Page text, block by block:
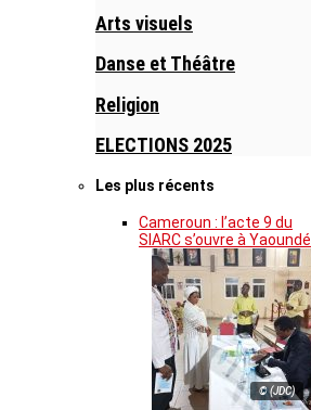
Arts visuels
Danse et Théâtre
Religion
ELECTIONS 2025
Les plus récents
Cameroun : l’acte 9 du
SIARC s’ouvre à Yaoundé
© (JDC)